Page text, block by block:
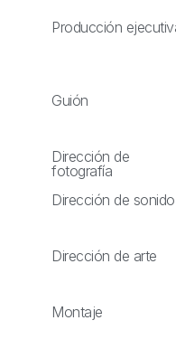
Producción
Guión
Dirección de
fotografía
Dirección de sonido
Dirección de arte
Montaje